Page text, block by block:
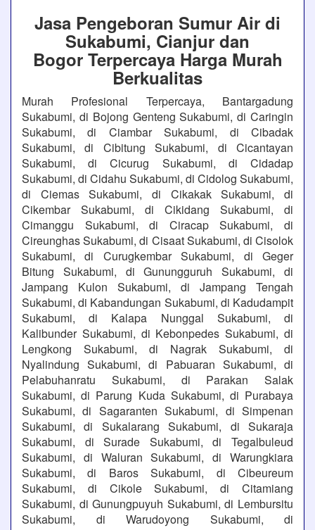
Jasa Pengeboran Sumur Air di
Sukabumi, Cianjur dan
Bogor Terpercaya Harga Murah
Berkualitas
Murah Profesional Terpercaya, Bantargadung
Sukabumi, di Bojong Genteng Sukabumi, di Caringin
Sukabumi, di Ciambar Sukabumi, di Cibadak
Sukabumi, di Cibitung Sukabumi, di Cicantayan
Sukabumi, di Cicurug Sukabumi, di Cidadap
Sukabumi, di Cidahu Sukabumi, di Cidolog Sukabumi,
di Ciemas Sukabumi, di Cikakak Sukabumi, di
Cikembar Sukabumi, di Cikidang Sukabumi, di
Cimanggu Sukabumi, di Ciracap Sukabumi, di
Cireunghas Sukabumi, di Cisaat Sukabumi, di Cisolok
Sukabumi, di Curugkembar Sukabumi, di Geger
Bitung Sukabumi, di Gunungguruh Sukabumi, di
Jampang Kulon Sukabumi, di Jampang Tengah
Sukabumi, di Kabandungan Sukabumi, di Kadudampit
Sukabumi, di Kalapa Nunggal Sukabumi, di
Kalibunder Sukabumi, di Kebonpedes Sukabumi, di
Lengkong Sukabumi, di Nagrak Sukabumi, di
Nyalindung Sukabumi, di Pabuaran Sukabumi, di
Pelabuhanratu Sukabumi, di Parakan Salak
Sukabumi, di Parung Kuda Sukabumi, di Purabaya
Sukabumi, di Sagaranten Sukabumi, di Simpenan
Sukabumi, di Sukalarang Sukabumi, di Sukaraja
Sukabumi, di Surade Sukabumi, di Tegalbuleud
Sukabumi, di Waluran Sukabumi, di Warungkiara
Sukabumi, di Baros Sukabumi, di Cibeureum
Sukabumi, di Cikole Sukabumi, di Citamiang
Sukabumi, di Gunungpuyuh Sukabumi, di Lembursitu
Sukabumi, di Warudoyong Sukabumi, di